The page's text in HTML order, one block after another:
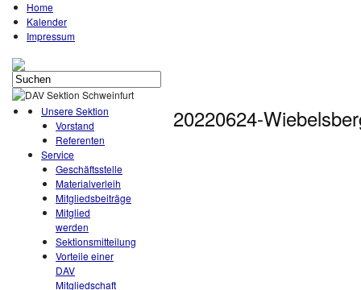
Home
Kalender
Impressum
Unsere Sektion
Vorstand
Referenten
Service
Geschäftsstelle
Materialverleih
Mitgliedsbeiträge
Mitglied
werden
Sektionsmitteilung
Vorteile einer
DAV
Mitgliedschaft
20220624-